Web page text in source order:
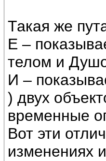
Такая же
Е –
телом и
И –
) двух
временные
Вот эти
изменениях